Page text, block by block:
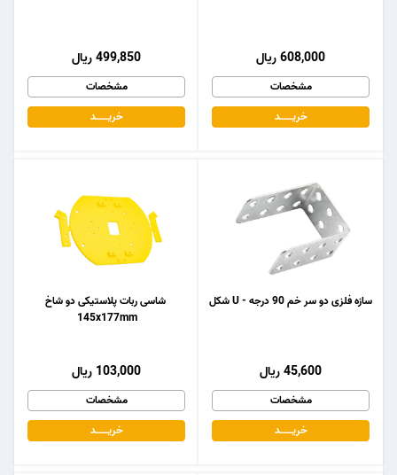
499,850 ریال
مشخصات
خریـــــــد
608,000 ریال
مشخصات
خریـــــــد
شاسی ربات پلاستیکی دو شاخ
145x177mm
103,000 ریال
مشخصات
خریـــــــد
سازه فلزی دو سر خم 90 درجه - U شکل
45,600 ریال
مشخصات
خریـــــــد